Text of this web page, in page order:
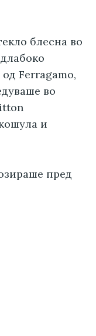
блесна во
Ferragamo,
во
и
пред